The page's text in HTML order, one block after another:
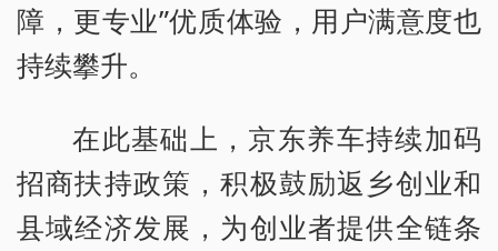
障，更专业”优质体验，用户满意度也
持续攀升。
在此基础上，京东养车持续加码
招商扶持政策，积极鼓励返乡创业和
县域经济发展，为创业者提供全链条